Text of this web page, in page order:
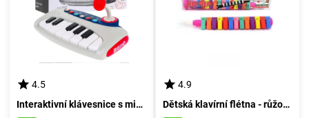
4.5
Interaktivní klávesnice s mikrofonem pro nejmenší
4.9
Dětská klavírní flétna - růžová